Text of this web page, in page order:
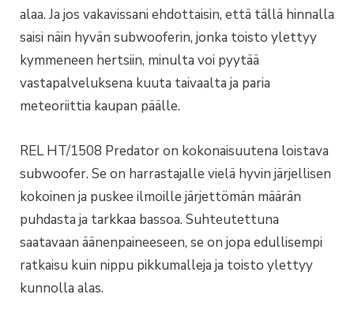
alaa. Ja jos vakavissani ehdottaisin, että tällä hinnalla
saisi näin hyvän subwooferin, jonka toisto ylettyy
kymmeneen hertsiin, minulta voi pyytää
vastapalveluksena kuuta taivaalta ja paria
meteoriittia kaupan päälle.
REL HT/1508 Predator on kokonaisuutena loistava
subwoofer. Se on harrastajalle vielä hyvin järjellisen
kokoinen ja puskee ilmoille järjettömän määrän
puhdasta ja tarkkaa bassoa. Suhteutettuna
saatavaan äänenpaineeseen, se on jopa edullisempi
ratkaisu kuin nippu pikkumalleja ja toisto ylettyy
kunnolla alas.